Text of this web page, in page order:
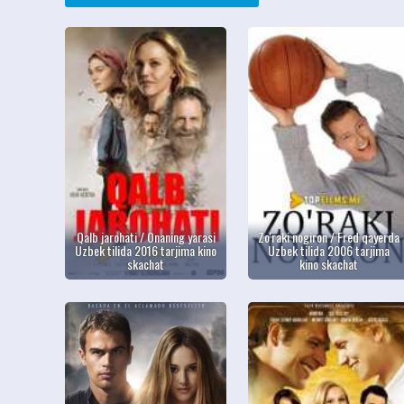
Qalb jarohati / Onaning yarasi
Uzbek tilida 2016 tarjima kino
skachat
Zo'raki nogiron / Fred qayerda
Uzbek tilida 2006 tarjima
kino skachat